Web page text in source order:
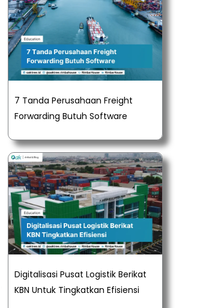
7 Tanda Perusahaan Freight
Forwarding Butuh Software
Digitalisasi Pusat Logistik Berikat
KBN Untuk Tingkatkan Efisiensi